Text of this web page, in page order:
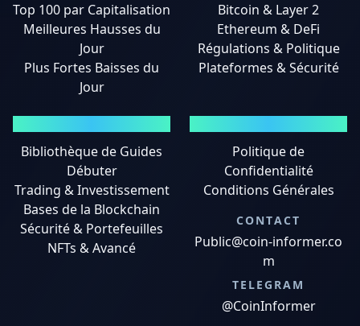
Top 100 par Capitalisation
Meilleures Hausses du
Jour
Plus Fortes Baisses du
Jour
Bitcoin & Layer 2
Ethereum & DeFi
Régulations & Politique
Plateformes & Sécurité
Bibliothèque de Guides
Débuter
Trading & Investissement
Bases de la Blockchain
Sécurité & Portefeuilles
NFTs & Avancé
Politique de
Confidentialité
Conditions Générales
CONTACT
Public@coin-informer.co
m
TELEGRAM
@CoinInformer